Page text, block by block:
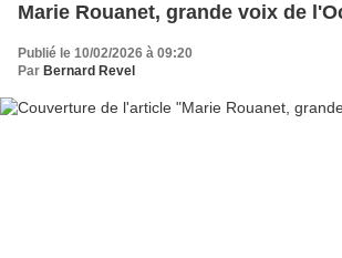
Marie Rouanet, grande voix de
Publié le 10/02/2026 à 09:20
Par Bernard Revel